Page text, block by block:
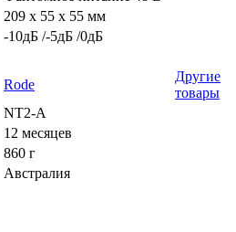
209 x 55 x 55 мм
-10дБ /-5дБ /0дБ
Rode
Другие
товары
NT2-A
12 месяцев
860 г
Австралия